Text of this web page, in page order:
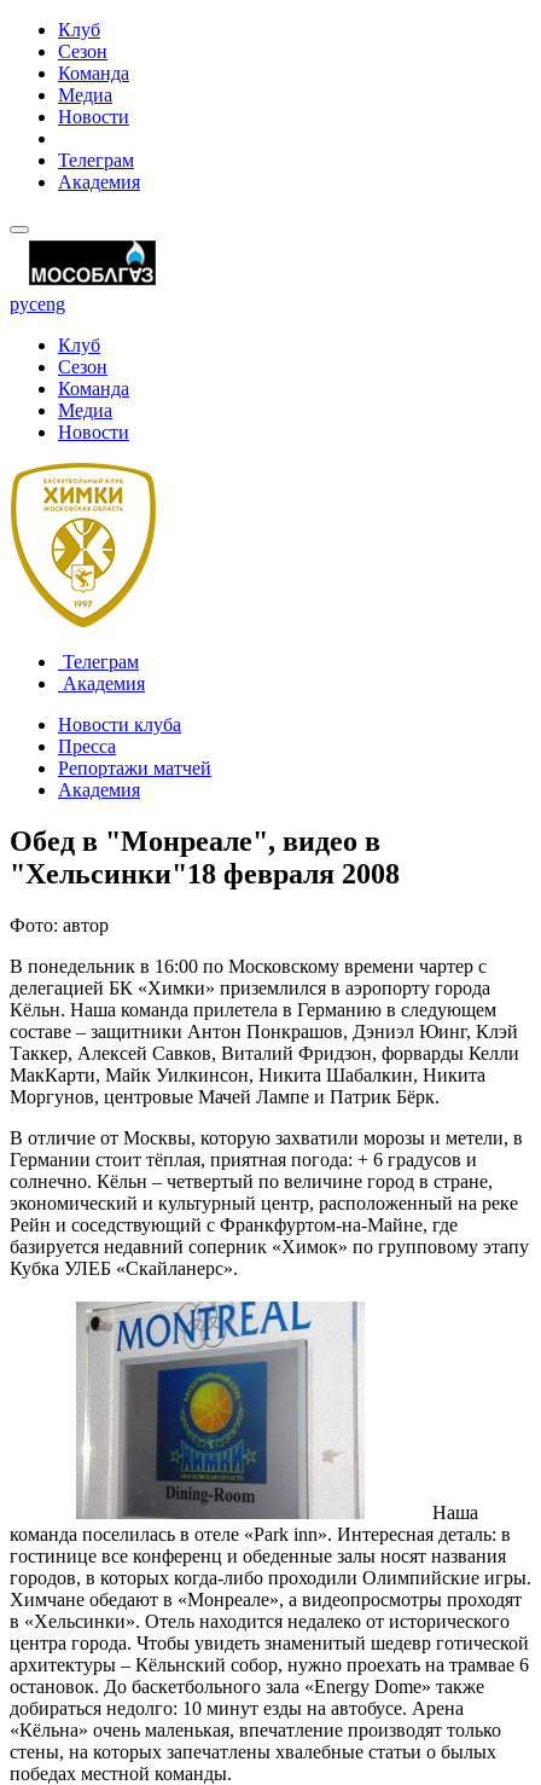
Клуб
Сезон
Команда
Медиа
Новости
Телеграм
Академия
русeng
Клуб
Сезон
Команда
Медиа
Новости
Телеграм
Академия
Новости клуба
Пресса
Репортажи матчей
Академия
Обед в "Монреале", видео в
"Хельсинки"18 февраля 2008
Фото: автор
В понедельник в 16:00 по Московскому времени чартер с
делегацией БК «Химки» приземлился в аэропорту города
Кёльн. Наша команда прилетела в Германию в следующем
составе – защитники Антон Понкрашов, Дэниэл Юинг, Клэй
Таккер, Алексей Савков, Виталий Фридзон, форварды Келли
МакКарти, Майк Уилкинсон, Никита Шабалкин, Никита
Моргунов, центровые Мачей Лампе и Патрик Бёрк.
В отличие от Москвы, которую захватили морозы и метели, в
Германии стоит тёплая, приятная погода: + 6 градусов и
солнечно. Кёльн – четвертый по величине город в стране,
экономический и культурный центр, расположенный на реке
Рейн и соседствующий с Франкфуртом-на-Майне, где
базируется недавний соперник «Химок» по групповому этапу
Кубка УЛЕБ «Скайланерс».
Наша
команда поселилась в отеле «Park inn». Интересная деталь: в
гостинице все конференц и обеденные залы носят названия
городов, в которых когда-либо проходили Олимпийские игры.
Химчане обедают в «Монреале», а видеопросмотры проходят
в «Хельсинки». Отель находится недалеко от исторического
центра города. Чтобы увидеть знаменитый шедевр готической
архитектуры – Кёльнский собор, нужно проехать на трамвае 6
остановок. До баскетбольного зала «Energy Dome» также
добираться недолго: 10 минут езды на автобусе. Арена
«Кёльна» очень маленькая, впечатление производят только
стены, на которых запечатлены хвалебные статьи о былых
победах местной команды.